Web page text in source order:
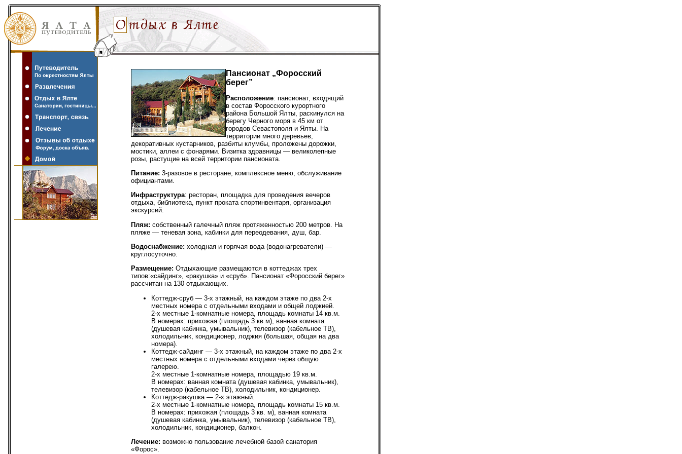
Путеводитель
Развлечения
Отдых в Крыму: Ялта
Транспорт
Лечение в Ялте
Отзывы об отдыхе Ялте,
форум, доска объявлений
Пансионат „Форосский
берег”
Расположение: пансионат, входящий
в состав Форосского курортного
района Большой Ялты, раскинулся на
берегу Черного моря в 45 км от
городов Севастополя и Ялты. На
территории много деревьев,
декоративных кустарников, разбиты клумбы, проложены дорожки,
мостики, аллеи с фонарями. Визитка здравницы — великолепные
розы, растущие на всей территории пансионата.
Питание: 3-разовое в ресторане, комплексное меню, обслуживание
официантами.
Инфраструктура: ресторан, площадка для проведения вечеров
отдыха, библиотека, пункт проката спортинвентаря, организация
экскурсий.
Пляж: собственный галечный пляж протяженностью 200 метров. На
пляже — теневая зона, кабинки для переодевания, душ, бар.
Водоснабжение: холодная и горячая вода (водонагреватели) —
круглосуточно.
Размещение: Отдыхающие размещаются в коттеджах трех
типов:«сайдинг», «ракушка» и «сруб». Пансионат «Форосский берег»
рассчитан на 130 отдыхающих.
Коттедж-сруб — 3-х этажный, на каждом этаже по два 2-х
местных номера с отдельными входами и общей лоджией.
2-х местные 1-комнатные номера, площадь комнаты 14 кв.м.
В номерах: прихожая (площадь 3 кв.м), ванная комната
(душевая кабинка, умывальник), телевизор (кабельное ТВ),
холодильник, кондиционер, лоджия (большая, общая на два
номера).
Коттедж-сайдинг — 3-х этажный, на каждом этаже по два 2-х
местных номера с отдельными входами через общую
галерею.
2-х местные 1-комнатные номера, площадью 19 кв.м.
В номерах: ванная комната (душевая кабинка, умывальник),
телевизор (кабельное ТВ), холодильник, кондиционер.
Коттедж-ракушка — 2-х этажный.
2-х местные 1-комнатные номера, площадь комнаты 15 кв.м.
В номерах: прихожая (площадь 3 кв. м), ванная комната
(душевая кабинка, умывальник), телевизор (кабельное ТВ),
холодильник, кондиционер, балкон.
Лечение: возможно пользование лечебной базой санатория
«Форос».